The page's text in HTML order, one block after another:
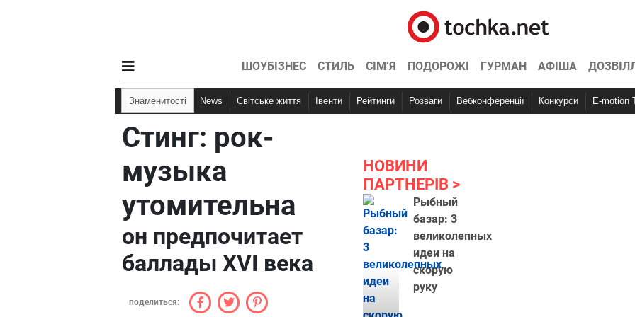
ШОУБІЗНЕС СТИЛЬ СІМ’Я ПОДОРОЖІ ГУРМАН АФІША
Знаменитості News Світське життя Івенти Рейтинги Розваги Вебконференції Конкурси E-motion
Стинг: рок-
музыка
утомительна
он предпочитает
баллады XVI века
поделиться:
НОВИНИ
ПАРТНЕРІВ
Рыбный
базар: 3
великолепных
идеи на
скорую
руку